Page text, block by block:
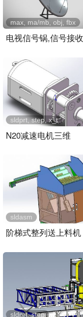
max, ma/mb, obj, fbx
N20减速电机三维
sldprt, step, x_t
阶梯式整列送上料机
sldasm
sldprt, step